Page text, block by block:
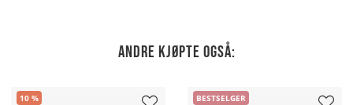
Andre kjøpte også:
10
BESTSELGER